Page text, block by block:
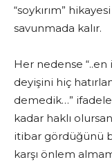
“soykırım”
savunmada kalır.
Her nedense “..en
deyişini hiç
demedik…”
kadar haklı
itibar gördüğünü
karşı önlem